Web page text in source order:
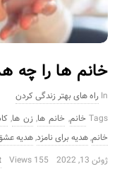
خانم ها را چه
In راه های بهتر زندگی کردن
Tags خانم,خانم ها,زن ها,
خانم,هدیه برای نامزد,هدیه
ژوئن 13, 2022
155 Views